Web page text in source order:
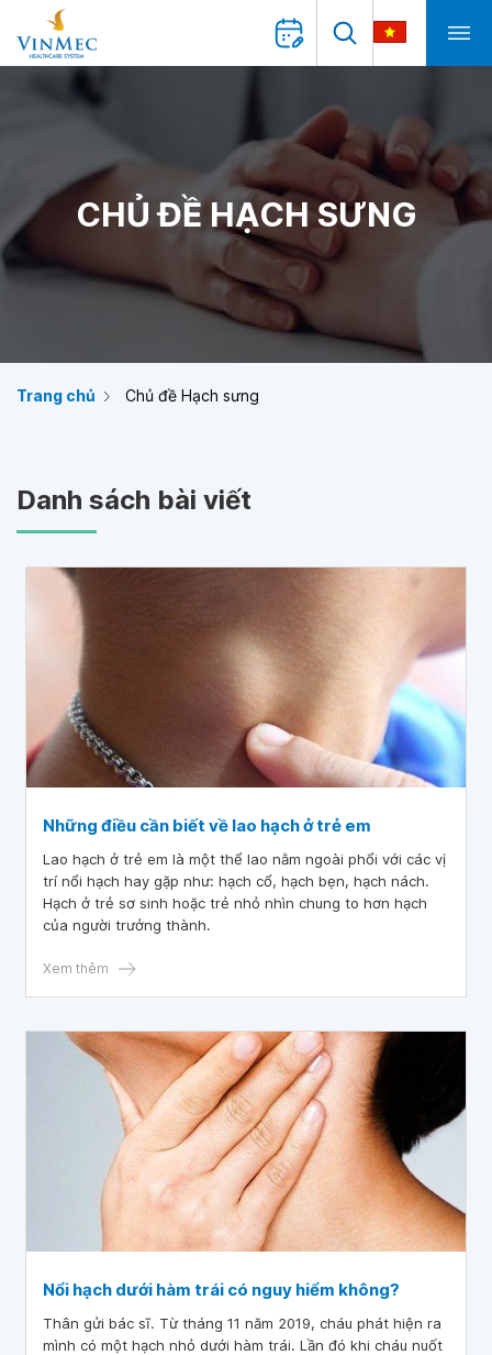
CHỦ ĐỀ HẠCH SƯNG
Trang chủ Chủ đề Hạch sưng
Danh sách bài viết
Những điều cần biết về lao hạch ở trẻ em
Lao hạch ở trẻ em là một thể lao nằm ngoài phổi với các vị
trí nổi hạch hay gặp như: hạch cổ, hạch bẹn, hạch nách.
Hạch ở trẻ sơ sinh hoặc trẻ nhỏ nhìn chung to hơn hạch
của người trưởng thành.
Xem thêm
Nổi hạch dưới hàm trái có nguy hiểm không?
Thân gửi bác sĩ. Từ tháng 11 năm 2019, cháu phát hiện ra
mình có một hạch nhỏ dưới hàm trái. Lần đó khi cháu nuốt